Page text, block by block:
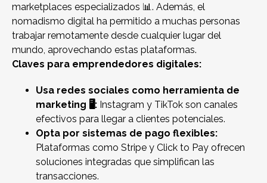
marketplaces especializados 📊. Además, el
nomadismo digital ha permitido a muchas personas
trabajar remotamente desde cualquier lugar del
mundo, aprovechando estas plataformas.
Claves para emprendedores digitales:
Usa redes sociales como herramienta de
marketing 🖥️: Instagram y TikTok son canales
efectivos para llegar a clientes potenciales.
Opta por sistemas de pago flexibles:
Plataformas como Stripe y Click to Pay ofrecen
soluciones integradas que simplifican las
transacciones.